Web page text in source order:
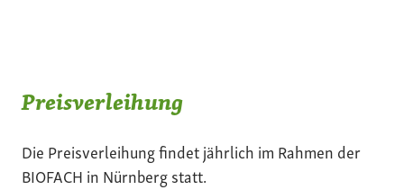
Preisverleihung
Die Preisverleihung findet jährlich im Rahmen der
BIOFACH in Nürnberg statt.